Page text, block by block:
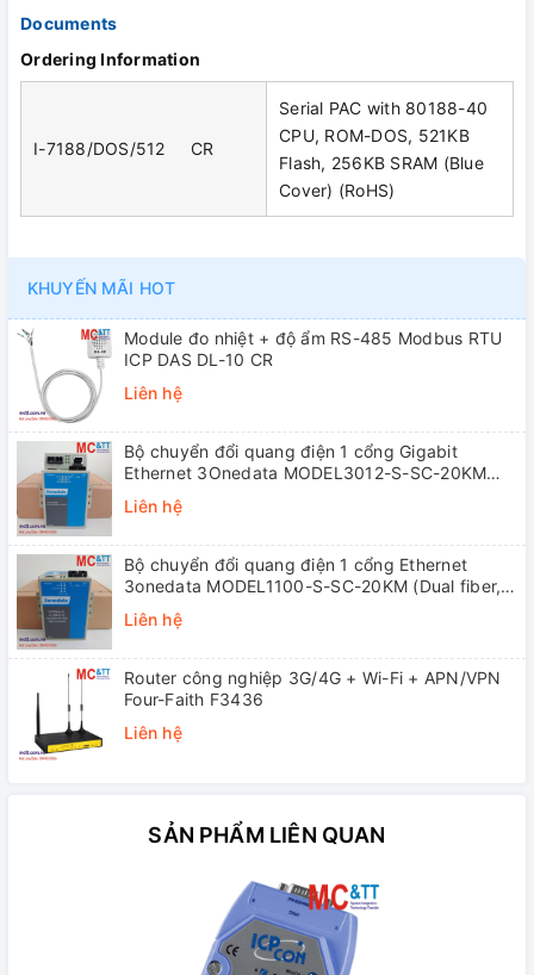
Documents
Ordering Information
I-7188/DOS/512 CR
Serial PAC with 80188-40
CPU, ROM-DOS, 521KB
Flash, 256KB SRAM (Blue
Cover) (RoHS)
KHUYẾN MÃI HOT
Module đo nhiệt + độ ẩm RS-485 Modbus RTU
ICP DAS DL-10 CR
Liên hệ
Bộ chuyển đổi quang điện 1 cổng Gigabit
Ethernet 3Onedata MODEL3012-S-SC-20KM
Liên hệ
Bộ chuyển đổi quang điện 1 cổng Ethernet
3onedata MODEL1100-S-SC-20KM (Dual fiber,
Liên hệ
Router công nghiệp 3G/4G + Wi-Fi + APN/VPN
Four-Faith F3436
Liên hệ
SẢN PHẨM LIÊN QUAN